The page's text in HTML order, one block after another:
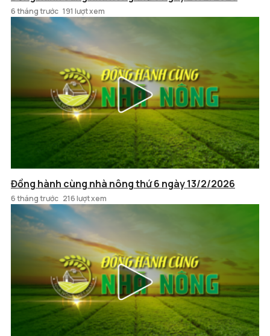
6 tháng trước 191 lượt xem
Đồng hành cùng nhà nông thứ 6 ngày 13/2/2026
6 tháng trước 216 lượt xem